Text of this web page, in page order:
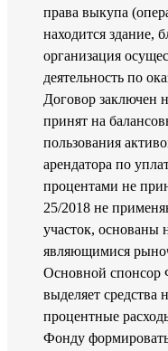
права выкупа
находится здание,
организация
деятельность по
Договор заключен
принят на
пользования
арендатора по
процентами не
25/2018 не
участок, основаны
являющимися
Основной спонсор
выделяет
процентные
Фонду